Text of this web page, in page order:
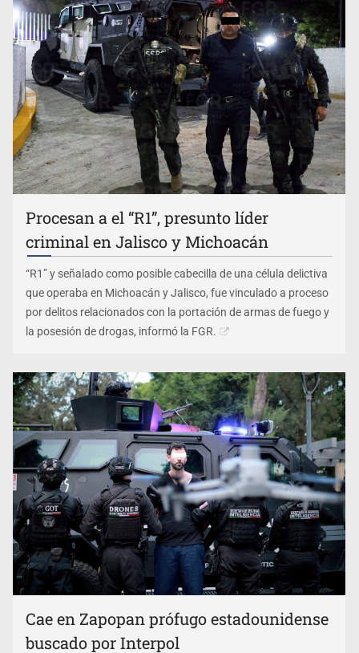
Procesan a el “R1”, presunto líder
criminal en Jalisco y Michoacán
“R1” y señalado como posible cabecilla de una célula delictiva
que operaba en Michoacán y Jalisco, fue vinculado a proceso
por delitos relacionados con la portación de armas de fuego y
la posesión de drogas, informó la FGR.
Cae en Zapopan prófugo estadounidense
buscado por Interpol